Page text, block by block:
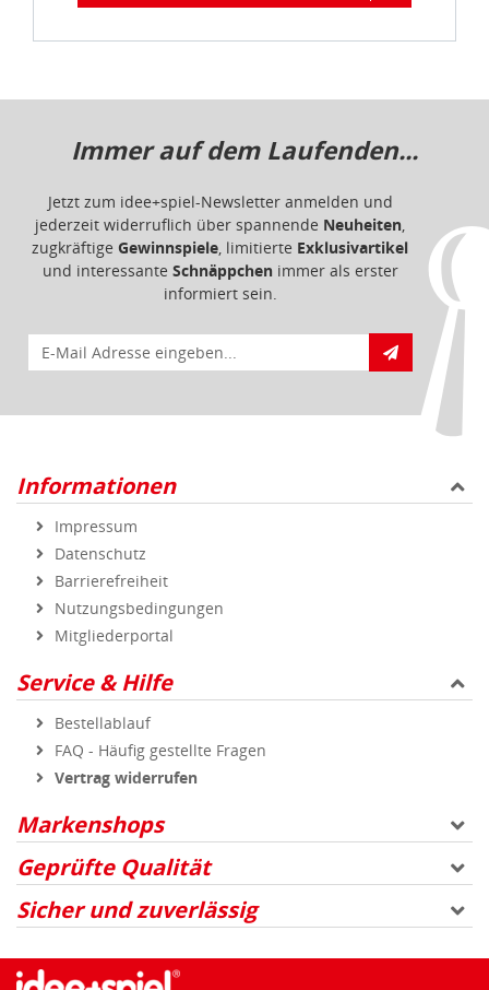
Immer auf dem Laufenden...
Jetzt zum idee+spiel-Newsletter anmelden und
jederzeit widerruflich über spannende Neuheiten,
zugkräftige Gewinnspiele, limitierte Exklusivartikel
und interessante Schnäppchenimmer als erster
informiert sein.
E-Mail für Newsletteranmeldung
Informationen
Impressum
Datenschutz
Barrierefreiheit
Nutzungsbedingungen
Mitgliederportal
Service & Hilfe
Bestellablauf
FAQ - Häufig gestellte Fragen
Vertrag widerrufen
Markenshops
Geprüfte Qualität
Sicher und zuverlässig